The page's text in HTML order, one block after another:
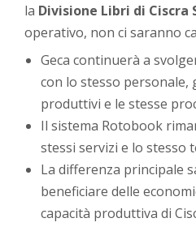
la Divisione Libri di Ciscra
operativo, non ci saranno
Geca continuerà a
con lo stesso personale,
produttivi e le stesse
Il sistema Rotobook
stessi servizi e lo stesso
La differenza principale
beneficiare delle
capacità produttiva di